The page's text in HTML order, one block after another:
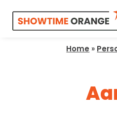
Home »